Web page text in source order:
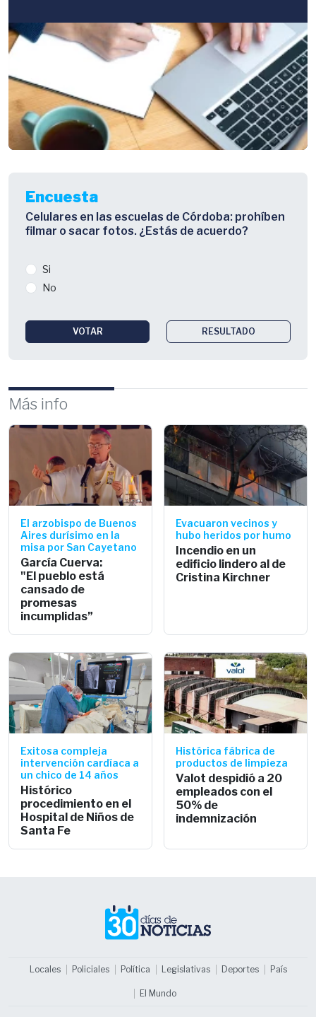
Encuesta
Celulares en las escuelas de Córdoba: prohíben
filmar o sacar fotos. ¿Estás de acuerdo?
Si
No
VOTAR RESULTADO
Más info
El arzobispo de Buenos
Aires durísimo en la
misa por San Cayetano
García Cuerva:
"El pueblo está
cansado de
promesas
incumplidas”
Evacuaron vecinos y
hubo heridos por humo
Incendio en un
edificio lindero al de
Cristina Kirchner
Exitosa compleja
intervención cardíaca a
un chico de 14 años
Histórico
procedimiento en el
Hospital de Niños de
Santa Fe
Histórica fábrica de
productos de limpieza
Valot despidió a 20
empleados con el
50% de
indemnización
Locales Policiales Política Legislativas Deportes País
El Mundo